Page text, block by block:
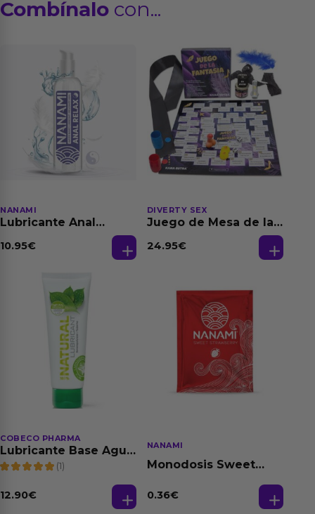
Combínalo con...
NANAMI
Lubricante Anal
Dilatación Base Agua
10.95€
DIVERTY SEX
Juego de Mesa de las
24.95€
COBECO PHARMA
Lubricante Base Agua
100% Natural 125 ml
(1)
12.90€
NANAMI
Monodosis Sweet
0.36€